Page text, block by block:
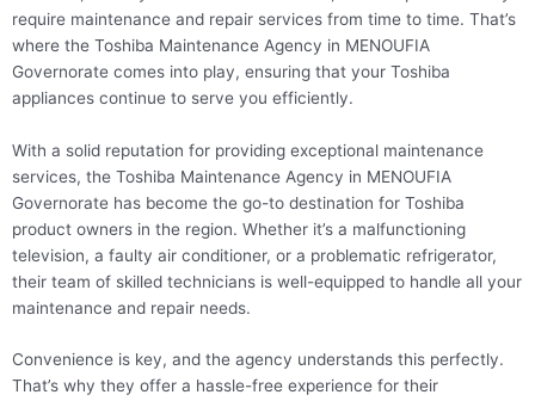
require maintenance and repair services from time to time. That’s
where the Toshiba Maintenance Agency in MENOUFIA
Governorate comes into play, ensuring that your Toshiba
appliances continue to serve you efficiently.
With a solid reputation for providing exceptional maintenance
services, the Toshiba Maintenance Agency in MENOUFIA
Governorate has become the go-to destination for Toshiba
product owners in the region. Whether it’s a malfunctioning
television, a faulty air conditioner, or a problematic refrigerator,
their team of skilled technicians is well-equipped to handle all your
maintenance and repair needs.
Convenience is key, and the agency understands this perfectly.
That’s why they offer a hassle-free experience for their